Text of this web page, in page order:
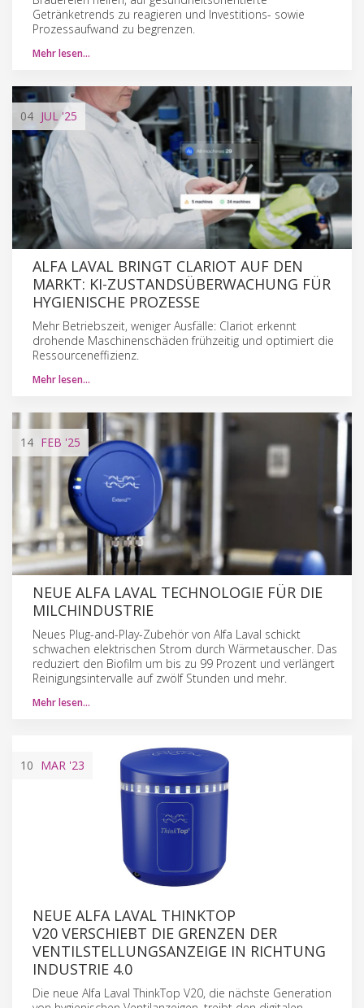
Getränketrends zu reagieren und Investitions- sowie
Prozessaufwand zu begrenzen.
Mehr lesen…
04 JUL'25
ALFA LAVAL BRINGT CLARIOT AUF DEN
MARKT: KI-ZUSTANDSÜBERWACHUNG FÜR
HYGIENISCHE PROZESSE
Mehr Betriebszeit, weniger Ausfälle: Clariot erkennt
drohende Maschinenschäden frühzeitig und optimiert die
Ressourceneffizienz.
Mehr lesen…
14 FEB '25
NEUE ALFA LAVAL TECHNOLOGIE FÜR DIE
MILCHINDUSTRIE
Neues Plug-and-Play-Zubehör von Alfa Laval schickt
schwachen elektrischen Strom durch Wärmetauscher. Das
reduziert den Biofilm um bis zu 99 Prozent und verlängert
Reinigungsintervalle auf zwölf Stunden und mehr.
Mehr lesen…
10 MAR '23
NEUE ALFA LAVAL THINKTOP
V20 VERSCHIEBT DIE GRENZEN DER
VENTILSTELLUNGSANZEIGE IN RICHTUNG
INDUSTRIE 4.0
Die neue Alfa Laval ThinkTop V20, die nächste Generation